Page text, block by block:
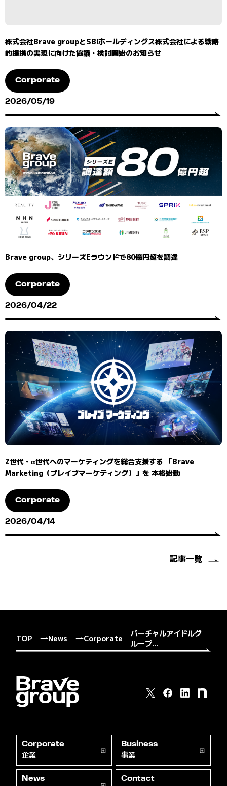
株式会社Brave groupとSBIホールディングス株式会社による戦略
的提携の実現に向けた協議・検討開始のお知らせ
Corporate
2026/05/19
Brave group、シリーズEラウンドで80億円超を調達
Corporate
2026/04/22
Z世代・α世代へのマーケティングを総合支援する 「Brave
Marketing（ブレイブマーケティング）」を 本格始動
Corporate
2026/04/14
記事一覧
TOP News Corporate
バーチャルアイドルグ
ループ...
Corporate
企業
Business
事業
News Contact